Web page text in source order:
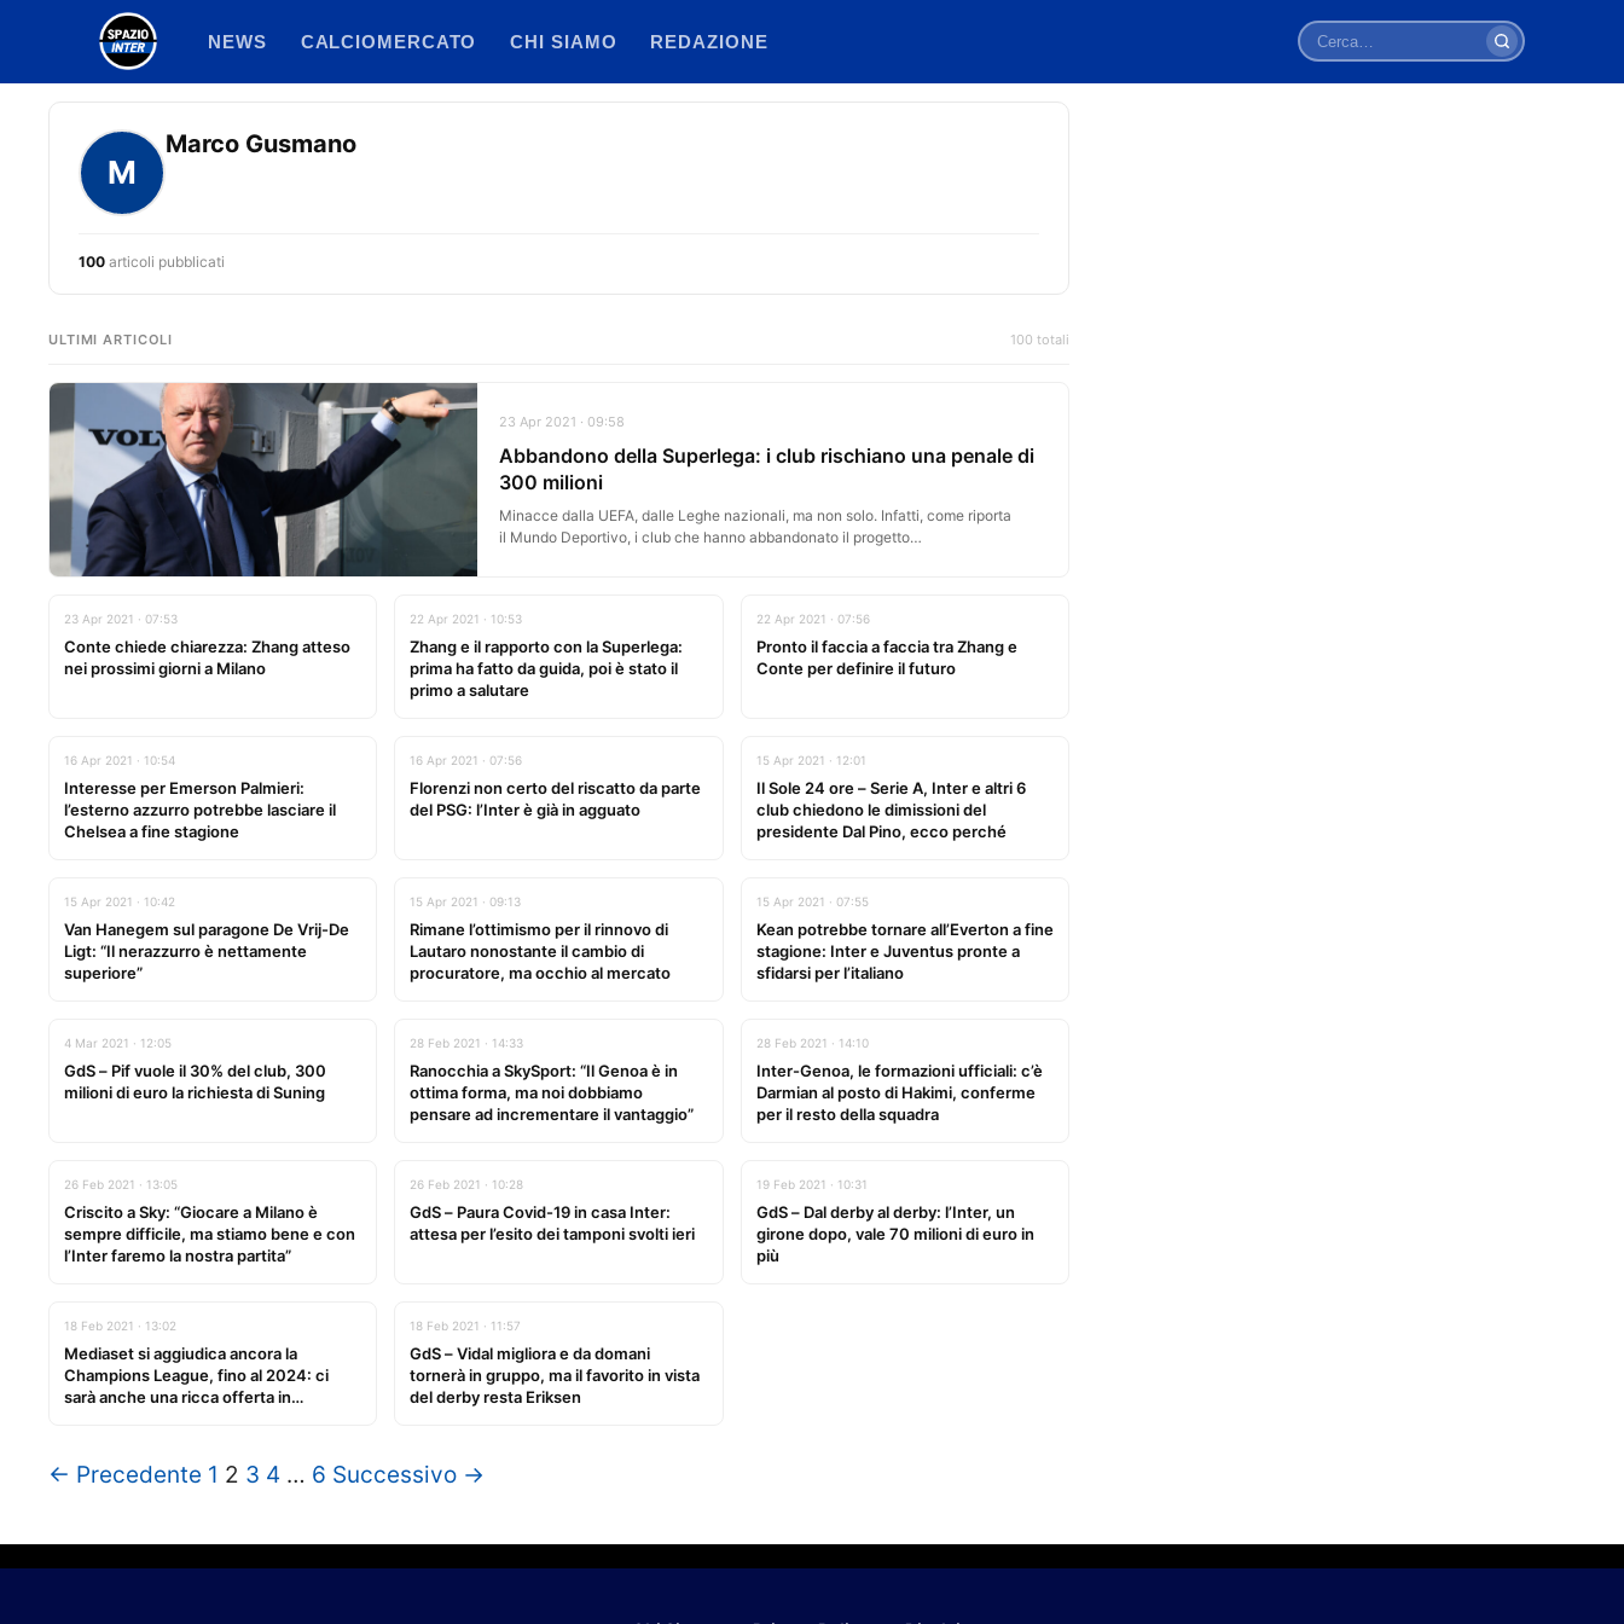
NEWS CALCIOMERCATO CHI SIAMO REDAZIONE
Cerca
M
Marco Gusmano
100 articoli pubblicati
ULTIMI ARTICOLI 100 totali
23 Apr 2021 · 09:58
Abbandono della Superlega: i club rischiano una penale di
300 milioni
Minacce dalla UEFA, dalle Leghe nazionali, ma non solo. Infatti, come riporta
il Mundo Deportivo, i club che hanno abbandonato il progetto…
23 Apr 2021 · 07:53
Conte chiede chiarezza: Zhang atteso
nei prossimi giorni a Milano
22 Apr 2021 · 10:53
Zhang e il rapporto con la Superlega:
prima ha fatto da guida, poi è stato il
primo a salutare
22 Apr 2021 · 07:56
Pronto il faccia a faccia tra Zhang e
Conte per definire il futuro
16 Apr 2021 · 10:54
Interesse per Emerson Palmieri:
l’esterno azzurro potrebbe lasciare il
Chelsea a fine stagione
16 Apr 2021 · 07:56
Florenzi non certo del riscatto da parte
del PSG: l’Inter è già in agguato
15 Apr 2021 · 12:01
Il Sole 24 ore – Serie A, Inter e altri 6
club chiedono le dimissioni del
presidente Dal Pino, ecco perché
15 Apr 2021 · 10:42
Van Hanegem sul paragone De Vrij-De
Ligt: “Il nerazzurro è nettamente
superiore”
15 Apr 2021 · 09:13
Rimane l’ottimismo per il rinnovo di
Lautaro nonostante il cambio di
procuratore, ma occhio al mercato
15 Apr 2021 · 07:55
Kean potrebbe tornare all’Everton a fine
stagione: Inter e Juventus pronte a
sfidarsi per l’italiano
4 Mar 2021 · 12:05
GdS – Pif vuole il 30% del club, 300
milioni di euro la richiesta di Suning
28 Feb 2021 · 14:33
Ranocchia a SkySport: “Il Genoa è in
ottima forma, ma noi dobbiamo
pensare ad incrementare il vantaggio”
28 Feb 2021 · 14:10
Inter-Genoa, le formazioni ufficiali: c’è
Darmian al posto di Hakimi, conferme
per il resto della squadra
26 Feb 2021 · 13:05
Criscito a Sky: “Giocare a Milano è
sempre difficile, ma stiamo bene e con
l’Inter faremo la nostra partita”
26 Feb 2021 · 10:28
GdS – Paura Covid-19 in casa Inter:
attesa per l’esito dei tamponi svolti ieri
19 Feb 2021 · 10:31
GdS – Dal derby al derby: l’Inter, un
girone dopo, vale 70 milioni di euro in
più
18 Feb 2021 · 13:02
Mediaset si aggiudica ancora la
Champions League, fino al 2024: ci
sarà anche una ricca offerta in
18 Feb 2021 · 11:57
GdS – Vidal migliora e da domani
tornerà in gruppo, ma il favorito in vista
del derby resta Eriksen
← Precedente 1 2 3 4 … 6 Successivo →